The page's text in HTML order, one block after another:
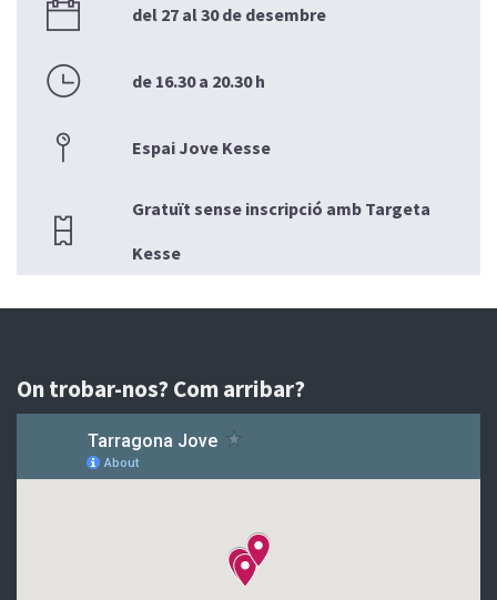
del 27 al 30 de desembre
de 16.30 a 20.30 h
Espai Jove Kesse
Gratuït sense inscripció amb Targeta
Kesse
On trobar-nos? Com arribar?